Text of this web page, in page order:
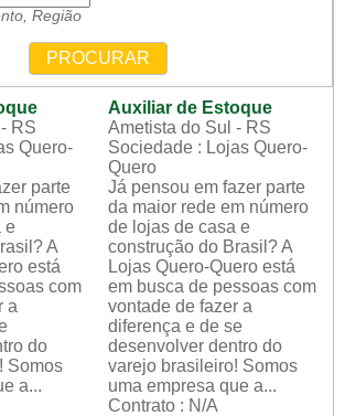
Região
PROCURAR
RS
Quero-
parte
número
e
A
está
com
a
do
Somos
a...
Auxiliar de Estoque
Ametista do Sul - RS
Sociedade : Lojas Quero-
Quero
Já pensou em fazer parte
da maior rede em número
de lojas de casa e
construção do Brasil? A
Lojas Quero-Quero está
em busca de pessoas com
vontade de fazer a
diferença e de se
desenvolver dentro do
varejo brasileiro! Somos
uma empresa que a...
Contrato : N/A